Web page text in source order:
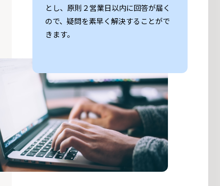
とし、原則２営業日以内に回答が届く
ので、疑問を素早く解決することがで
きます。